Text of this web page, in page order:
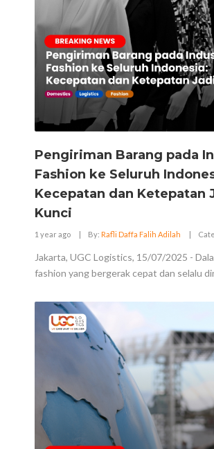
Pengiriman Barang pada
Fashion ke Seluruh
Kecepatan dan Ketepatan
Kunci
1 year ago | By: Rafli Daffa Falih Adilah |
Jakarta, UGC Logistics, 15/07/2025 -
fashion yang bergerak cepat dan selalu